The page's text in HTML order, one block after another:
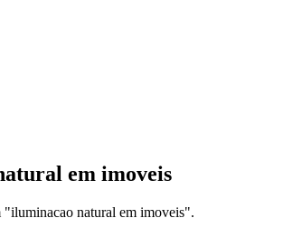
em imoveis
"iluminacao natural em imoveis".